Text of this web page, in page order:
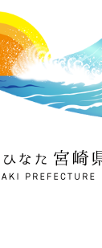
た 宮崎県
PREFECTURE